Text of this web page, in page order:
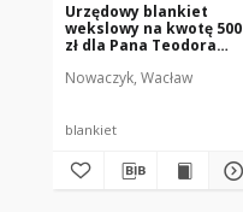
Urzędowy blankiet
wekslowy na kwotę 500
zł dla Pana Teodora
Nowaczyk, Wacław
blankiet